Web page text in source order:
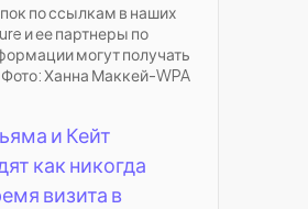
по ссылкам в наших
и ее партнеры по
могут получать
Ханна Маккей-WPA
и Кейт
как никогда
визита в